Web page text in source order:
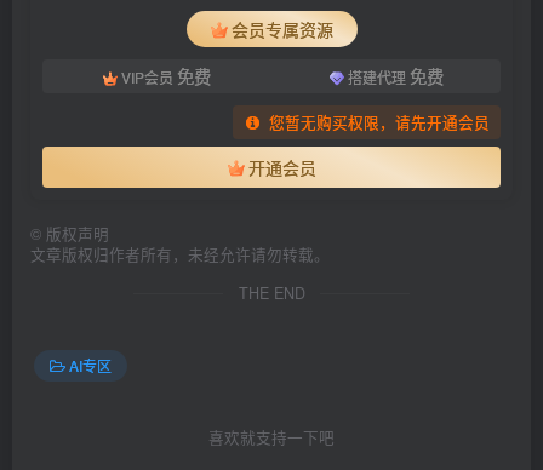
会员专属资源
VIP会员 免费 搭建代理 免费
您暂无购买权限，请先开通会员
开通会员
© 版权声明
文章版权归作者所有，未经允许请勿转载。
THE END
AI专区
喜欢就支持一下吧